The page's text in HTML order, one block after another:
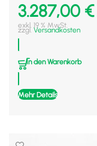
3.287,00 €
exkl. 19 % MwSt.
zzgl. Versandkosten
In den Warenkorb
Mehr Details